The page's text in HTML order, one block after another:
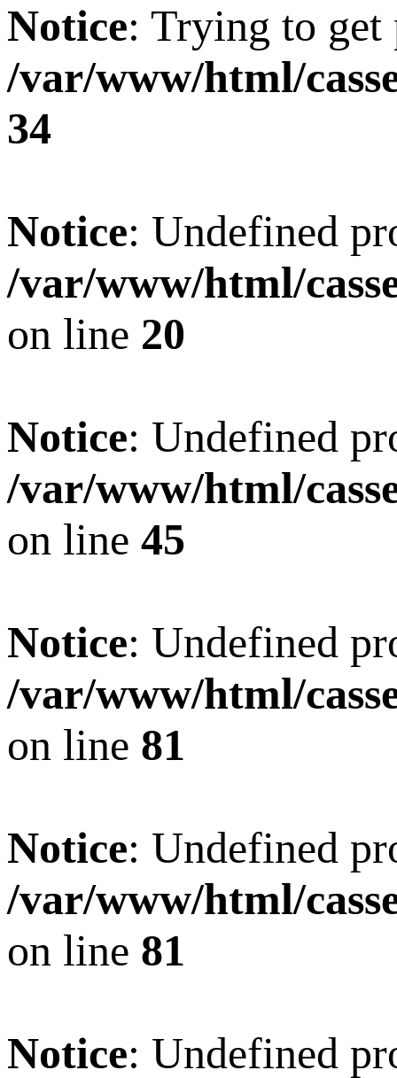
Notice: Trying to
/var/www/html/
34
Notice: Undefined
/var/www/html/
on line 20
Notice: Undefined
/var/www/html/
on line 45
Notice: Undefined
/var/www/html/
on line 81
Notice: Undefined
/var/www/html/
on line 81
Notice: Undefined